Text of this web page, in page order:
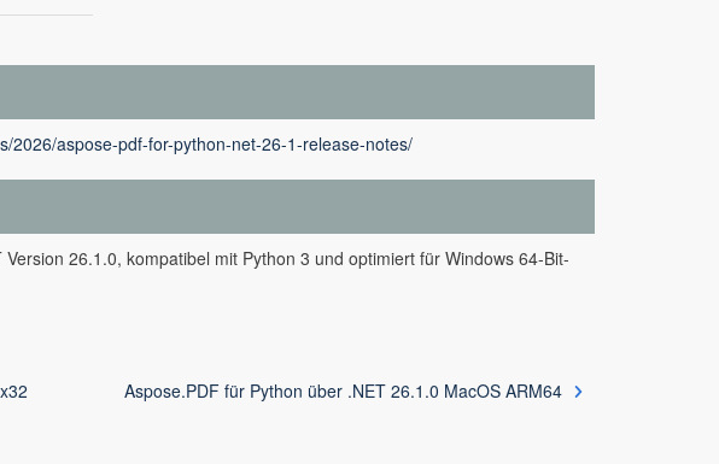
2026/aspose-pdf-for-python-net-26-1-release-notes/
26.1.0, kompatibel mit Python 3 und optimiert für Windows 64-Bit-
Aspose.PDF für Python über .NET 26.1.0 MacOS ARM64